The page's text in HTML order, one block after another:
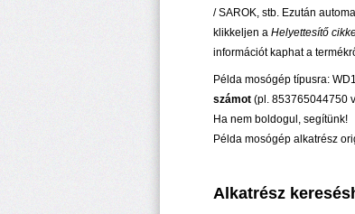
/ SAROK, stb. Ezután
klikkeljen a Helyettesítő
információt kaphat a
Példa mosógép típusra:
számot (pl. 853765044750
Ha nem boldogul, segítünk!
Példa mosógép alkatrész
Alkatrész